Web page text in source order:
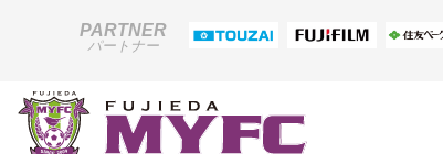
PARTNER
パートナー